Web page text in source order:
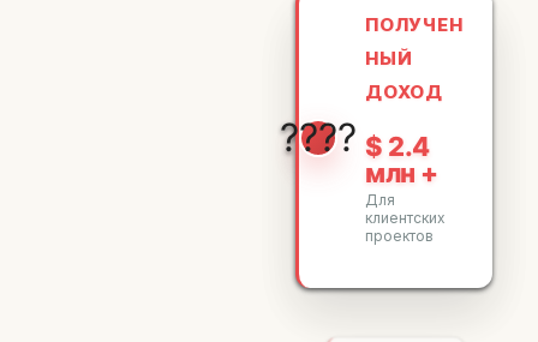
????
ПОЛУЧЕН
НЫЙ
ДОХОД
$ 2.4
млн +
Для
клиентских
проектов